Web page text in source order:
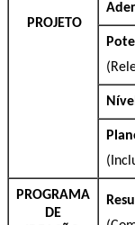
PROJETO
PROGRAMA
DE